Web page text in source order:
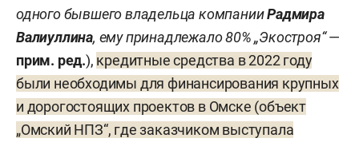
одного бывшего владельца компанииРадмира
Валиуллина, ему принадлежало 80% „Экостроя“—
прим. ред.), кредитные средства в 2022 году
были необходимы для финансирования крупных
и дорогостоящих проектов в Омске (объект
„Омский НПЗ“, где заказчиком выступала